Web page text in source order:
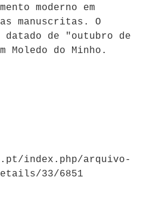
moderno em
manuscritas. O
de "outubro de
Moledo do Minho.
index.php/arquivo-
33/6851